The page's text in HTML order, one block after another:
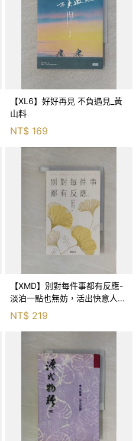
【XL6】好好再見 不負遇見_黃
山料
NT$ 169
【XMD】別對每件事都有反應-
淡泊一點也無妨，活出快意人生
的99個禪練習！_枡野俊明, 黃
薇嬪
NT$ 219